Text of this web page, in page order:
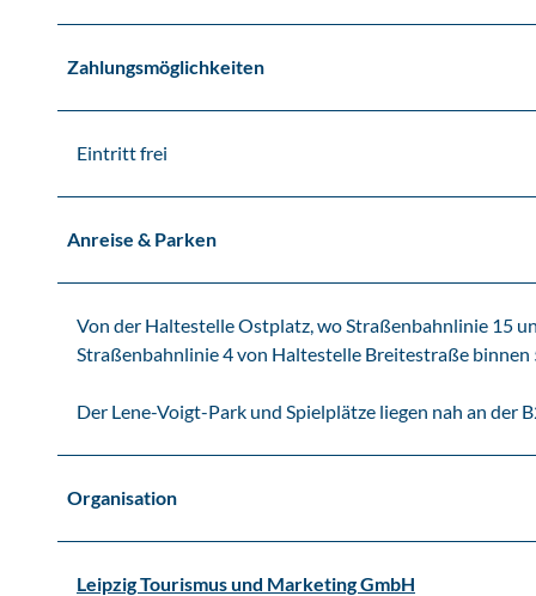
Zahlungsmöglichkeiten
Eintritt frei
Anreise & Parken
Von der Haltestelle Ostplatz, wo Straßenbahnlinie 15
Straßenbahnlinie 4 von Haltestelle Breitestraße
Der Lene-Voigt-Park und Spielplätze liegen nah an der
Organisation
Leipzig Tourismus und Marketing GmbH